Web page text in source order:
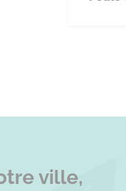
ville,